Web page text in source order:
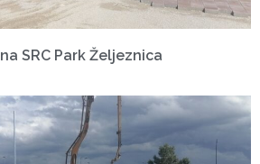
SRC Park Željeznica